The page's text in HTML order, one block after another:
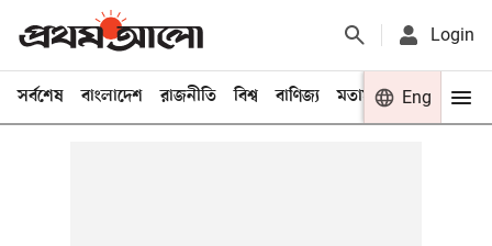
Login
সর্বশেষ বাংলাদেশ রাজনীতি বিশ্ব বাণিজ্য মতামত খেলা
Eng